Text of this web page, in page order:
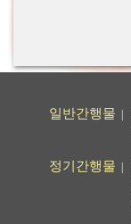
일반간행물
정기간행물